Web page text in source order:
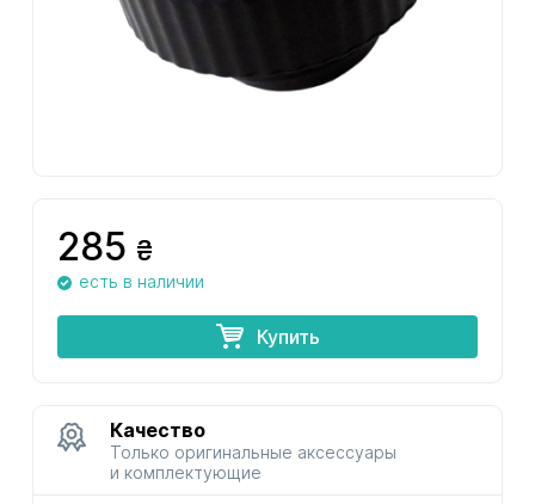
285 ₴
есть в наличии
Купить
Качество
Только оригинальные аксессуары
и комплектующие